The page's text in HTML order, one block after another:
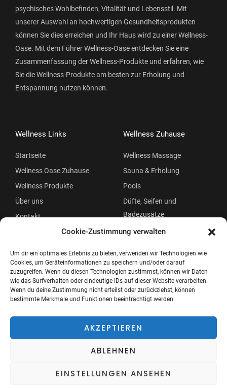
Cookie-Zustimmung verwalten
Um dir ein optimales Erlebnis zu bieten, verwenden wir Technologien wie
Cookies, um Geräteinformationen zu speichern und/oder darauf
zuzugreifen. Wenn du diesen Technologien zustimmst, können wir Daten
wie das Surfverhalten oder eindeutige IDs auf dieser Website verarbeiten.
Wenn du deine Zustimmung nicht erteilst oder zurückziehst, können
bestimmte Merkmale und Funktionen beeinträchtigt werden.
AKZEPTIEREN
ABLEHNEN
EINSTELLUNGEN ANSEHEN
psychisches Wohlbefinden, Vitalität und Lebensstil. Mit
unserer Auswahl an hochwertigen Gesundheitsprodukten
können Sie dies erreichen und Ihr Haus wird zu einer Wellness-
Oase. Mit dem Führer Wellness-Oase entdecken Sie eine
Zusammenfassung der Wellness-Produkte und erfahren, wie
Sie die Wellness-Produkte am besten zur Erholung und
Entspannung nutzen können.
Wellness Links
Startseite
Wellness Oase Zuhause
Wellness Produkte
Über uns
Kontakt
Wellness Zuhause
Wellness Massage
Sauna & Erholung
Pools
Düfte, Seifen und
Badezusätze
Beauty
Menü